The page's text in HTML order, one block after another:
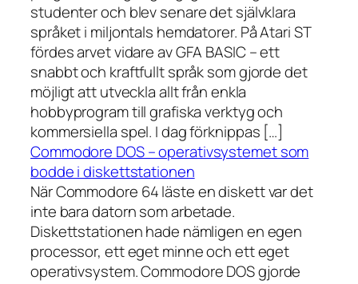
studenter och blev senare det självklara
språket i miljontals hemdatorer. På Atari ST
fördes arvet vidare av GFA BASIC – ett
snabbt och kraftfullt språk som gjorde det
möjligt att utveckla allt från enkla
hobbyprogram till grafiska verktyg och
kommersiella spel. I dag förknippas […]
Commodore DOS – operativsystemet som
bodde i diskettstationen
När Commodore 64 läste en diskett var det
inte bara datorn som arbetade.
Diskettstationen hade nämligen en egen
processor, ett eget minne och ett eget
operativsystem. Commodore DOS gjorde